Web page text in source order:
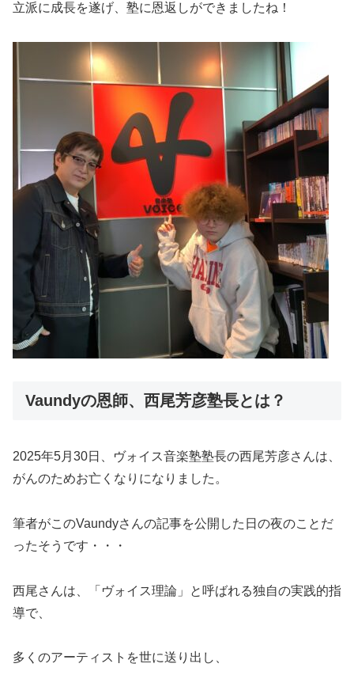
立派に成長を遂げ、塾に恩返しができましたね！
Vaundyの恩師、西尾芳彦塾長とは？
2025年5月30日、ヴォイス音楽塾塾長の西尾芳彦さんは、
がんのためお亡くなりになりました。
筆者がこのVaundyさんの記事を公開した日の夜のことだ
ったそうです・・・
西尾さんは、「ヴォイス理論」と呼ばれる独自の実践的指
導で、
多くのアーティストを世に送り出し、